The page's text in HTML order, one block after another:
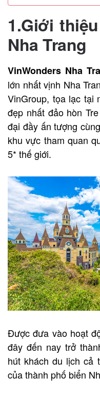
1.Giới
Nha Trang
VinWonders Nha
lớn nhất vịnh Nha
VinGroup, tọa lạc tại
đẹp nhất đảo hòn
đại đầy ấn tượng
khu vực tham quan
5* thế giới.
Được đưa vào hoạt
đây đến nay trở
hút khách du lịch cả
của thành phố biển